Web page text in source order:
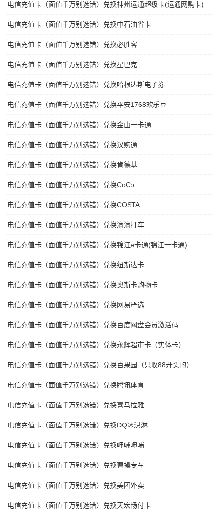
电信充值卡（面值千万别选错）兑换神州运通超级卡(运通网购卡)
电信充值卡（面值千万别选错）兑换中石油省卡
电信充值卡（面值千万别选错）兑换必胜客
电信充值卡（面值千万别选错）兑换星巴克
电信充值卡（面值千万别选错）兑换哈根达斯电子券
电信充值卡（面值千万别选错）兑换平安1768欢乐豆
电信充值卡（面值千万别选错）兑换金山一卡通
电信充值卡（面值千万别选错）兑换汉购通
电信充值卡（面值千万别选错）兑换肯德基
电信充值卡（面值千万别选错）兑换CoCo
电信充值卡（面值千万别选错）兑换COSTA
电信充值卡（面值千万别选错）兑换滴滴打车
电信充值卡（面值千万别选错）兑换锦江e卡通(锦江一卡通)
电信充值卡（面值千万别选错）兑换纽斯达卡
电信充值卡（面值千万别选错）兑换奥斯卡购物卡
电信充值卡（面值千万别选错）兑换网易严选
电信充值卡（面值千万别选错）兑换百度网盘会员激活码
电信充值卡（面值千万别选错）兑换永辉超市卡（实体卡）
电信充值卡（面值千万别选错）兑换百果园（只收88开头的）
电信充值卡（面值千万别选错）兑换腾讯体育
电信充值卡（面值千万别选错）兑换喜马拉雅
电信充值卡（面值千万别选错）兑换DQ冰淇淋
电信充值卡（面值千万别选错）兑换呷哺呷哺
电信充值卡（面值千万别选错）兑换曹操专车
电信充值卡（面值千万别选错）兑换美团外卖
电信充值卡（面值千万别选错）兑换天宏畅付卡